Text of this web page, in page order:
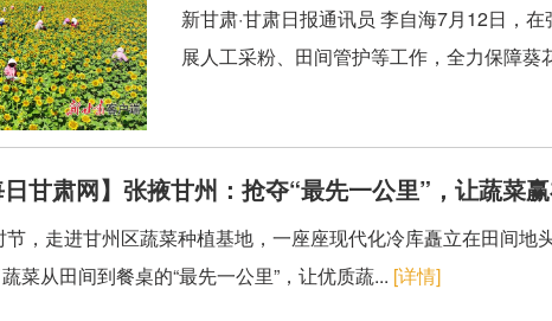
新甘肃·甘肃日报通讯员 李自海7月12日，
展人工采粉、田间管护等工作，全力保障葵
日甘肃网】张掖甘州：抢夺“最先一公里”，让蔬菜
，走进甘州区蔬菜种植基地，一座座现代化冷库矗立在田间
菜从田间到餐桌的“最先一公里”，让优质蔬... [详情]